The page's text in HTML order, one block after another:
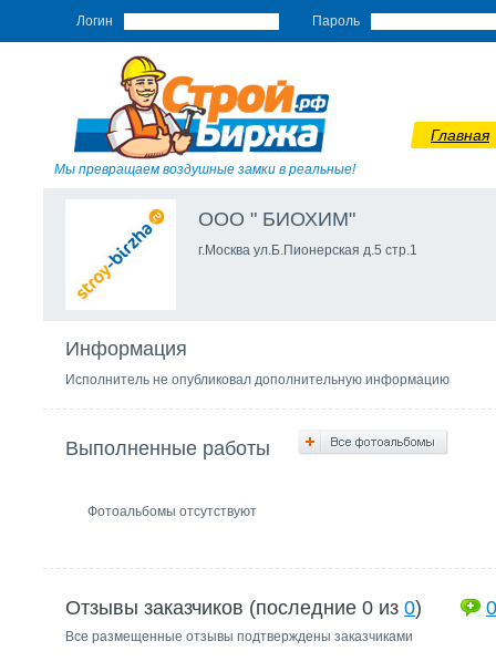
Логин Пароль
Мы превращаем воздушные замки в реальные!
Главная
ООО " БИОХИМ"
г.Москва ул.Б.Пионерская д.5 стр.1
Информация
Исполнитель не опубликовал дополнительную информацию
Выполненные работы
Фотоальбомы отсутствуют
Отзывы заказчиков (последние 0 из 0) 0
Все размещенные отзывы подтверждены заказчиками